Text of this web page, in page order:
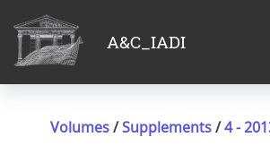
A&C_IADI
Volumes/Supplements/4 -